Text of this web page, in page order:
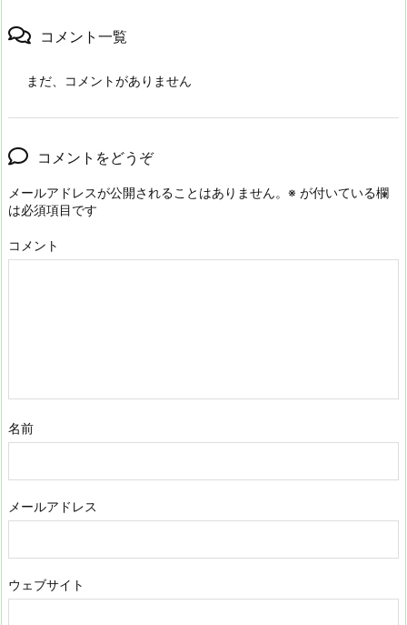
コメント一覧
まだ、コメントがありません
コメントをどうぞ
メールアドレスが公開されることはありません。 ※ が付いている欄
は必須項目です
コメント
名前
メールアドレス
ウェブサイト